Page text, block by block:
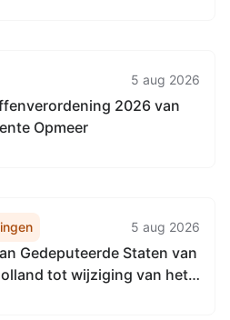
directie
& Expertise
5 aug 2026
2026 van
Opmeer
5 aug 2026
Gedeputeerde Staten van
tot wijziging van het